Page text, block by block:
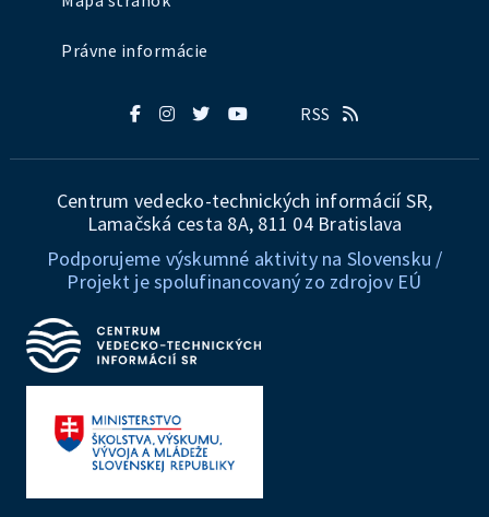
Právne informácie
RSS
Centrum vedecko-technických informácií SR,
Lamačská cesta 8A, 811 04 Bratislava
Podporujeme výskumné aktivity na Slovensku /
Projekt je spolufinancovaný zo zdrojov EÚ